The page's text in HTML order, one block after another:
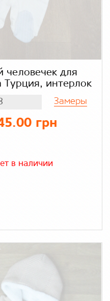
человечек для
Турция, интерлок
Замеры
грн
в наличии